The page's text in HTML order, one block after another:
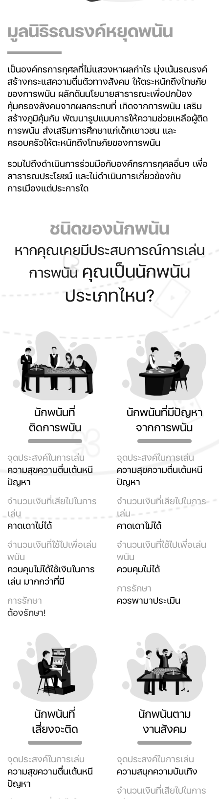
มูลนิธิรณรงค์หยุดพนัน
เป็นองค์กรการกุศลที่ไม่แสวงหาผลกำไร มุ่งเน้นรณรงค์
สร้างกระแสความตื่นตัวทางสังคม ให้ตระหนักถึงโทษภัย
ของการพนัน ผลักดันนโยบายสาธารณะเพื่อปกป้อง
คุ้มครองสังคมจากผลกระทบที่ เกิดจากการพนัน เสริม
สร้างภูมิคุ้มกัน พัฒนารูปแบบการให้ความช่วยเหลือผู้ติด
การพนัน ส่งเสริมการศึกษาแก่เด็กเยาวชน และ
ครอบครัวให้ตะหนักถึงโทษภัยของการพนัน
รวมไปถึงดำเนินการร่วมมือกับองค์กรการกุศลอื่นๆ เพื่อ
สาธารณประโยชน์ และไม่ดำเนินการเกี่ยวข้องกับ
การเมืองแต่ประการใด
ชนิดของนักพนัน
หากคุณเคยมีประสบการณ์การเล่น
การพนัน คุณเป็นนักพนัน
ประเภทไหน?
นักพนันที่
ติดการพนัน
จุดประสงค์ในการเล่น
ความสุขความตื่นเต้นหนี
ปัญหา
จำนวนเงินที่เสียไปในการ
เล่น
คาดเดาไม่ได้
จำนวนเงินที่ใช้ไปเพื่อเล่น
พนัน
ควบคุมไม่ได้ใช้เงินในการ
เล่น มากกว่าที่มี
การรักษา
ต้องรักษา!
นักพนันที่มีปัญหา
จากการพนัน
จุดประสงค์ในการเล่น
ความสุขความตื่นเต้นหนี
ปัญหา
จำนวนเงินที่เสียไปในการ
เล่น
คาดเดาไม่ได้
จำนวนเงินที่ใช้ไปเพื่อเล่น
พนัน
ควบคุมไม่ได้
การรักษา
ควรพามาประเมิน
นักพนันที่
เสี่ยงจะติด
จุดประสงค์ในการเล่น
ความสุขความตื่นเต้นหนี
ปัญหา
นักพนันตาม
งานสังคม
จุดประสงค์ในการเล่น
ความสนุกความบันเทิง
จำนวนเงินที่เสียไปในการ